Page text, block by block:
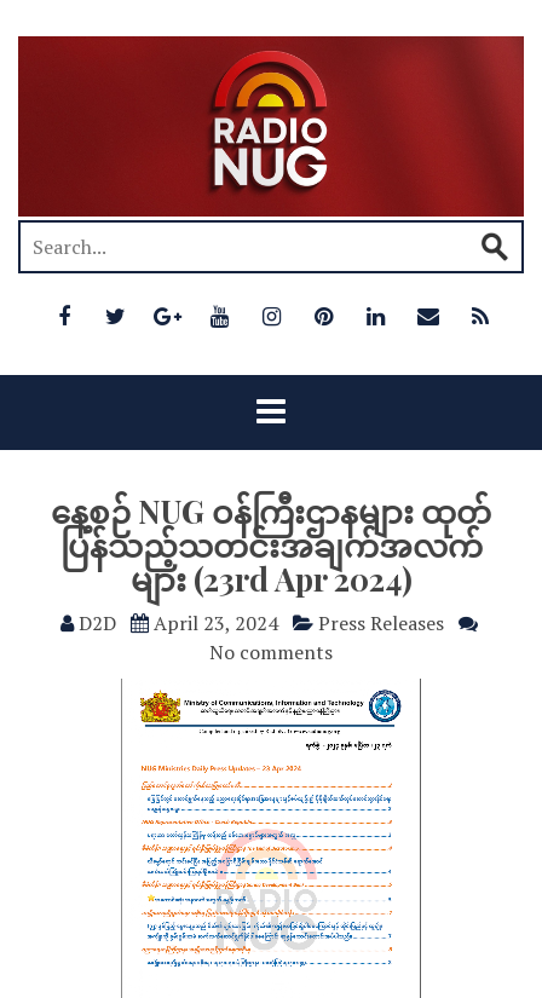
နေ့စဉ် NUG ဝန်ကြီးဌာနများ ထုတ်
ပြန်သည့်သတင်းအချက်အလက်
များ (23rd Apr 2024)
D2D April 23, 2024
Press Releases
No comments